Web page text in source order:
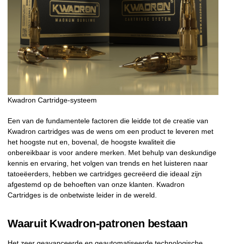
Kwadron Cartridge-systeem
Een van de fundamentele factoren die leidde tot de creatie van
Kwadron cartridges was de wens om een ​​product te leveren met
het hoogste nut en, bovenal, de hoogste kwaliteit die
onbereikbaar is voor andere merken. Met behulp van deskundige
kennis en ervaring, het volgen van trends en het luisteren naar
tatoeëerders, hebben we cartridges gecreëerd die ideaal zijn
afgestemd op de behoeften van onze klanten. Kwadron
Cartridges is de onbetwiste leider in de wereld.
Waaruit Kwadron-patronen bestaan